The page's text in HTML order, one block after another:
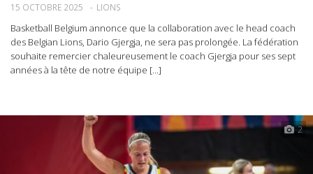
15 OCTOBRE 2025 LIONS
Basketball Belgium annonce que la collaboration avec le head coach
des Belgian Lions, Dario Gjergja, ne sera pas prolongée. La fédération
souhaite remercier chaleureusement le coach Gjergja pour ses sept
années à la tête de notre équipe [...]
2